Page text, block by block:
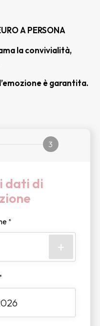
A PERSONA
la convivialità,
è garantita.
3
dati di
*
+
*